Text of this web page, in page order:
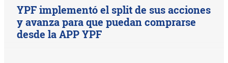
YPF implementó el split de sus acciones
y avanza para que puedan comprarse
desde la APP YPF